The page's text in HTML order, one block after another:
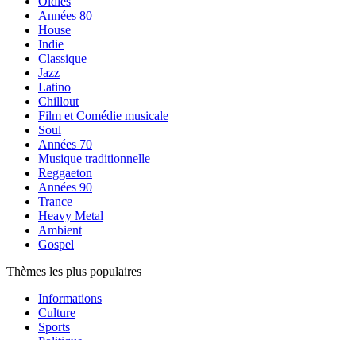
Années 80
House
Indie
Classique
Jazz
Latino
Chillout
Film et Comédie musicale
Soul
Années 70
Musique traditionnelle
Reggaeton
Années 90
Trance
Heavy Metal
Ambient
Gospel
Thèmes les plus populaires
Informations
Culture
Sports